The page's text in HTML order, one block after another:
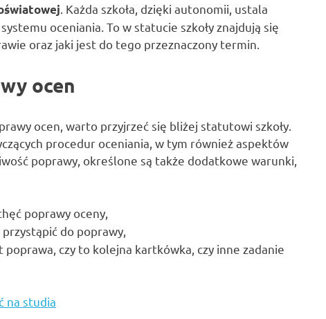
. Każda szkoła, dzięki autonomii, ustala
oceniania. To w statucie szkoły znajdują się
oraz jaki jest do tego przeznaczony termin.
ocen
ocen, warto przyjrzeć się bliżej statutowi szkoły.
procedur oceniania, w tym również aspektów
poprawy, określone są także dodatkowe warunki,
poprawy oceny,
do poprawy,
czy to kolejna kartkówka, czy inne zadanie
na studia